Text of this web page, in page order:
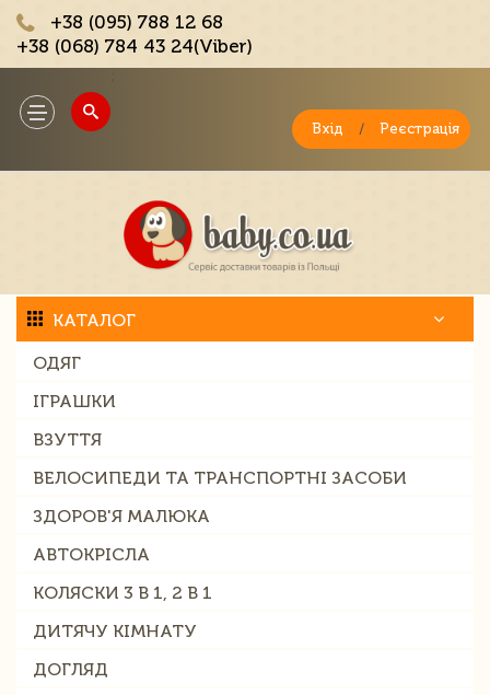
+38 (095) 788 12 68
+38 (068) 784 43 24(Viber)
Toggle
navigation
Вхід / Реєстрація
КАТАЛОГ
ОДЯГ
ІГРАШКИ
ВЗУТТЯ
ВЕЛОСИПЕДИ ТА ТРАНСПОРТНІ ЗАСОБИ
ЗДОРОВ'Я МАЛЮКА
АВТОКРІСЛА
КОЛЯСКИ 3 В 1, 2 В 1
ДИТЯЧУ КІМНАТУ
ДОГЛЯД